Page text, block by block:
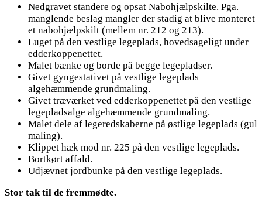
Nedgravet standere og opsat Nabohjælpskilte. Pga.
manglende beslag mangler der stadig at blive monteret
et nabohjælpskilt (mellem nr. 212 og 213).
Luget på den vestlige legeplads, hovedsageligt under
edderkoppenettet.
Malet bænke og borde på begge legepladser.
Givet gyngestativet på vestlige legeplads
algehæmmende grundmaling.
Givet træværket ved edderkoppenettet på den vestlige
legepladsalge algehæmmende grundmaling.
Malet dele af legeredskaberne på østlige legeplads (gul
maling).
Klippet hæk mod nr. 225 på den vestlige legeplads.
Bortkørt affald.
Udjævnet jordbunke på den vestlige legeplads.
Stor tak til de fremmødte.